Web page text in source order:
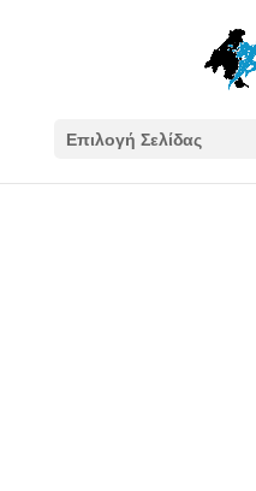
Επιλογή Σελίδας